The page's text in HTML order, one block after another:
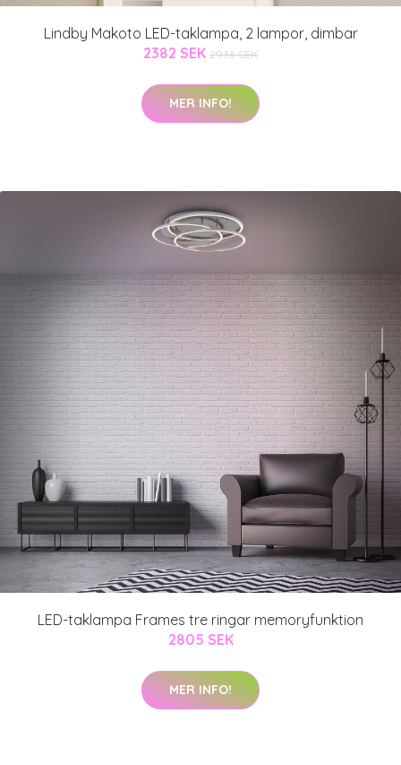
Lindby Makoto LED-taklampa, 2 lampor, dimbar
2382 SEK 2938 SEK
MER INFO!
LED-taklampa Frames tre ringar memoryfunktion
2805 SEK
MER INFO!